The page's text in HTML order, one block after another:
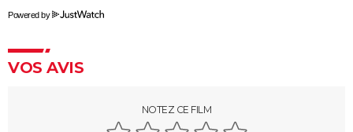
Powered by
VOS AVIS
NOTEZ CE FILM